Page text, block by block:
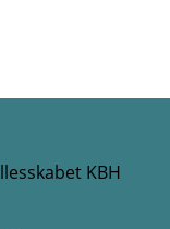
KBH